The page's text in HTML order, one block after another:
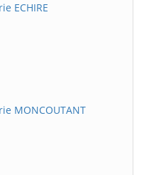
ECHIRE
MONCOUTANT